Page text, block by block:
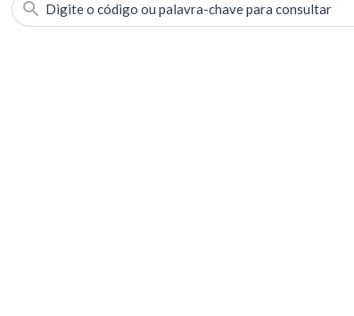
Digite o código ou palavra-chave para consultar